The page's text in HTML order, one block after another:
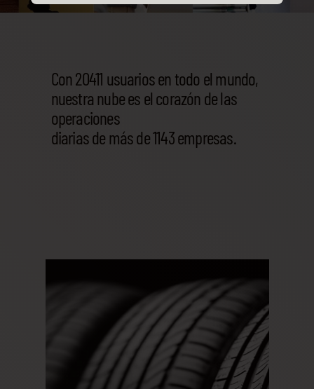
Con 20411 usuarios en todo el mundo,
nuestra nube es el corazón de las
operaciones
diarias de más de 1143 empresas.